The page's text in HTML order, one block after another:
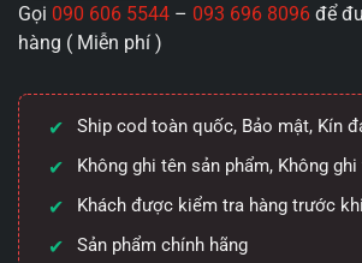
STRAWBERRY
longer
gai
hương
dâu
9,6%
Benzocain
số
Gọi 090 606 5544 – 093 696 8096 để
hàng ( Miễn phí )
Ship cod toàn quốc, Bảo mật, Kín
Không ghi tên sản phẩm, Không
Khách được kiểm tra hàng trước
Sản phẩm chính hãng